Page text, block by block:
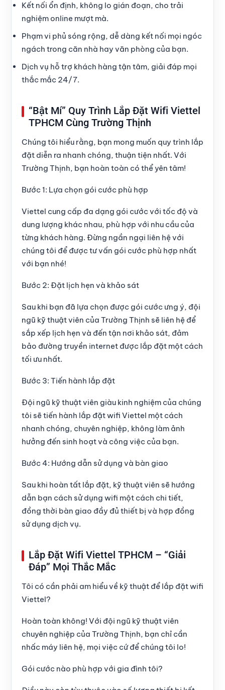
Kết nối ổn định, không lo gián đoạn, cho trải
nghiệm online mượt mà.
Phạm vi phủ sóng rộng, dễ dàng kết nối mọi ngóc
ngách trong căn nhà hay văn phòng của bạn.
Dịch vụ hỗ trợ khách hàng tận tâm, giải đáp mọi
thắc mắc 24/7.
“Bật Mí” Quy Trình Lắp Đặt Wifi Viettel
TPHCM Cùng Trường Thịnh
Chúng tôi hiểu rằng, bạn mong muốn quy trình lắp
đặt diễn ra nhanh chóng, thuận tiện nhất. Với
Trường Thịnh, bạn hoàn toàn có thể yên tâm!
Bước 1: Lựa chọn gói cước phù hợp
Viettel cung cấp đa dạng gói cước với tốc độ và
dung lượng khác nhau, phù hợp với nhu cầu của
từng khách hàng. Đừng ngần ngại liên hệ với
chúng tôi để được tư vấn gói cước phù hợp nhất
với bạn nhé!
Bước 2: Đặt lịch hẹn và khảo sát
Sau khi bạn đã lựa chọn được gói cước ưng ý, đội
ngũ kỹ thuật viên của Trường Thịnh sẽ liên hệ để
sắp xếp lịch hẹn và đến tận nơi khảo sát, đảm
bảo đường truyền internet được lắp đặt một cách
tối ưu nhất.
Bước 3: Tiến hành lắp đặt
Đội ngũ kỹ thuật viên giàu kinh nghiệm của chúng
tôi sẽ tiến hành lắp đặt wifi Viettel một cách
nhanh chóng, chuyên nghiệp, không làm ảnh
hưởng đến sinh hoạt và công việc của bạn.
Bước 4: Hướng dẫn sử dụng và bàn giao
Sau khi hoàn tất lắp đặt, kỹ thuật viên sẽ hướng
dẫn bạn cách sử dụng wifi một cách chi tiết,
đồng thời bàn giao đầy đủ thiết bị và hợp đồng
sử dụng dịch vụ.
Lắp Đặt Wifi Viettel TPHCM – “Giải
Đáp” Mọi Thắc Mắc
Tôi có cần phải am hiểu về kỹ thuật để lắp đặt wifi
Viettel?
Hoàn toàn không! Với đội ngũ kỹ thuật viên
chuyên nghiệp của Trường Thịnh, bạn chỉ cần
nhấc máy liên hệ, mọi việc cứ để chúng tôi lo!
Gói cước nào phù hợp với gia đình tôi?